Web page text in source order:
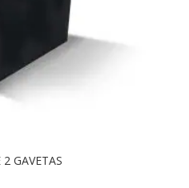
GAVETAS